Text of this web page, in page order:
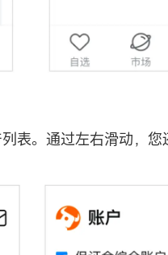
表。通过左右滑动，